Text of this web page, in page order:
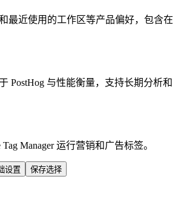
最近使用的工作区等产品偏好，包含在
PostHog 与性能衡量，支持长期分析和
Manager 运行营销和广告标签。
设置 保存选择